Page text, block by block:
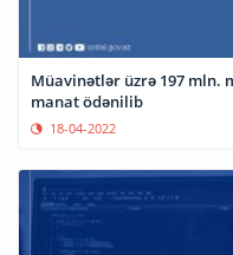
Müavinətlər üzrə 197 mln.
manat ödənilib
18-04-2022